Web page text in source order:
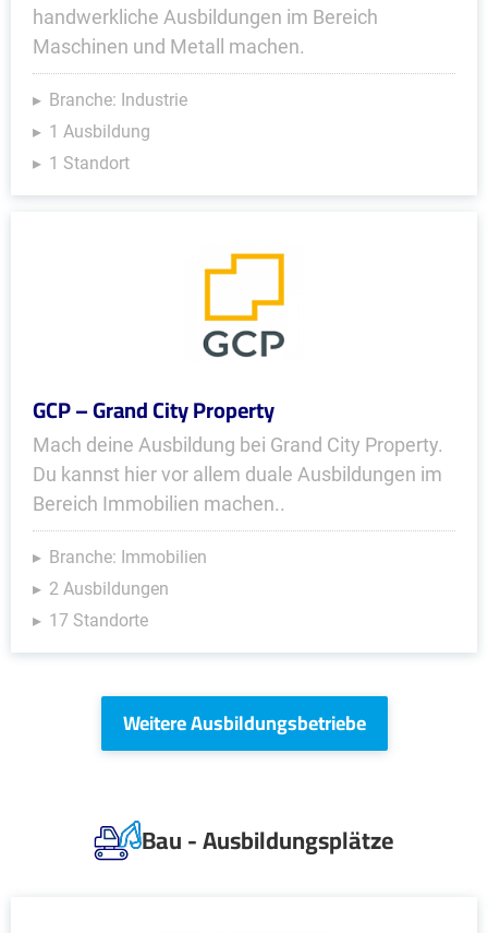
handwerkliche Ausbildungen im Bereich
Maschinen und Metall machen.
Branche: Industrie
1 Ausbildung
1 Standort
GCP – Grand City Property
Mach deine Ausbildung bei Grand City Property.
Du kannst hier vor allem duale Ausbildungen im
Bereich Immobilien machen..
Branche: Immobilien
2 Ausbildungen
17 Standorte
Weitere Ausbildungsbetriebe
Bau - Ausbildungsplätze